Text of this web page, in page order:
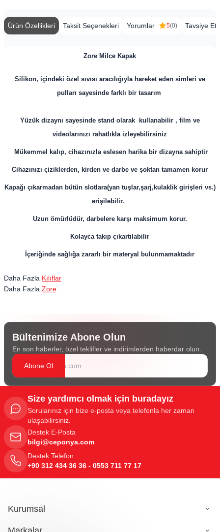
Ürün Özellikleri Taksit Seçenekleri Yorumlar 5(0) Tavsiye Et
​Zore Milce Kapak
Silikon, içindeki özel sıvısı aracılığıyla hareket eden simleri ve
pulları sayesinde farklı bir tasarım
Yüzük dizaynı sayesinde stand olarak kullanabilir , film ve
videolarınızı rahatlıkla izleyebilirsiniz
Mükemmel kalıp, cihazınızla eslesen harika bir dizayna sahiptir
Cihazınızı çiziklerden, kirden ve darbe ve şoktan tamamen korur
Kapağı çıkarmadan bütün slotlara(yan tuşlar,şarj,kulaklik girişleri vs.)
erişilebilir.
Uzun ömürlüdür, darbelere karşı maksimum korur.
Kolayca takıp çıkartılabilir
İçeriğinde sağlığa zararlı bir materyal bulunmamaktadır
Daha Fazla Kılıflar
Daha Fazla Zore
Bültenimize Abone Olun
En son haberler, özel teklifler ve indirimlerden haberdar olun.
Abone Ol
Size yardımcı olmak için buradayız
Sorularınız için bize e-posta veya telefonla her zaman
ulaşabilirsiniz.
Destek E-Posta
bilgi@ceponya.com
Destek Telefon
+90 312 434 36 36 - 0553 711 77 17
Kurumsal